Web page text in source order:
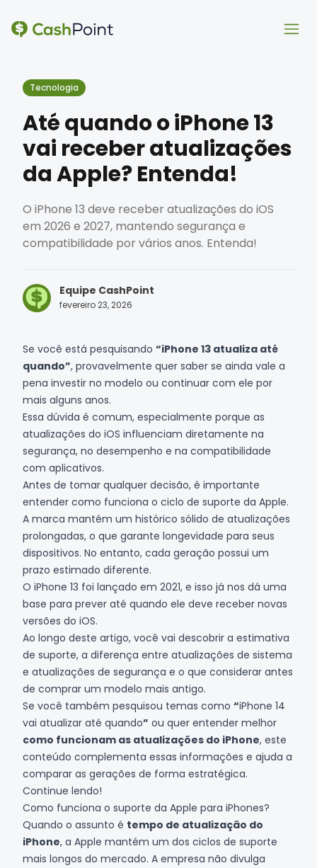
Tecnologia
Até quando o iPhone 13
vai receber atualizações
da Apple? Entenda!
O iPhone 13 deve receber atualizações do iOS
em 2026 e 2027, mantendo segurança e
compatibilidade por vários anos. Entenda!
Equipe CashPoint
fevereiro 23, 2026
Se você está pesquisando “iPhone 13 atualiza até
quando”, provavelmente quer saber se ainda vale a
pena investir no modelo ou continuar com ele por
mais alguns anos.
Essa dúvida é comum, especialmente porque as
atualizações do iOS influenciam diretamente na
segurança, no desempenho e na compatibilidade
com aplicativos.
Antes de tomar qualquer decisão, é importante
entender como funciona o ciclo de suporte da Apple.
A marca mantém um histórico sólido de atualizações
prolongadas, o que garante longevidade para seus
dispositivos. No entanto, cada geração possui um
prazo estimado diferente.
O iPhone 13 foi lançado em 2021, e isso já nos dá uma
base para prever até quando ele deve receber novas
versões do iOS.
Ao longo deste artigo, você vai descobrir a estimativa
de suporte, a diferença entre atualizações de sistema
e atualizações de segurança e o que considerar antes
de comprar um modelo mais antigo.
Se você também pesquisou temas como “iPhone 14
vai atualizar até quando” ou quer entender melhor
como funcionam as atualizações do iPhone, este
conteúdo complementa essas informações e ajuda a
comparar as gerações de forma estratégica.
Continue lendo!
Como funciona o suporte da Apple para iPhones?
Quando o assunto é tempo de atualização do
iPhone, a Apple mantém um dos ciclos de suporte
mais longos do mercado. A empresa não divulga